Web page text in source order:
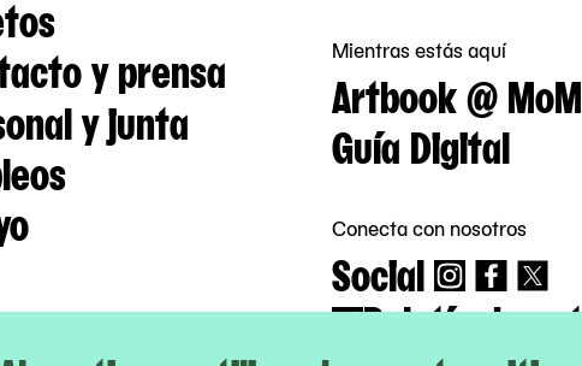
y prensa
y junta
Mientras estás aquí
Artbook @
Guía Digital
Conecta con nosotros
Social
Boletín de